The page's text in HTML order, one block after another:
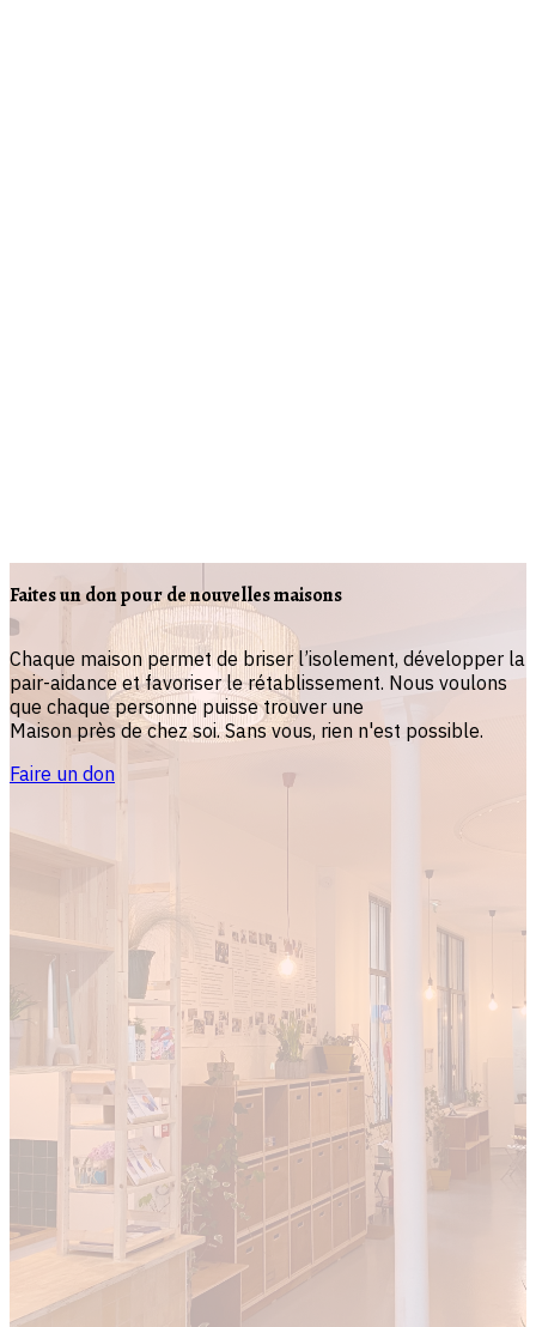
Faites un don pour de nouvelles maisons
Chaque maison permet de briser l’isolement, développer la
pair-aidance et favoriser le rétablissement. Nous voulons
que chaque personne puisse trouver une
Maison près de chez soi. Sans vous, rien n'est possible.
Faire un don